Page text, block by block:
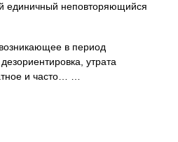
единичный неповторяющийся
в период
утрата
и часто… …